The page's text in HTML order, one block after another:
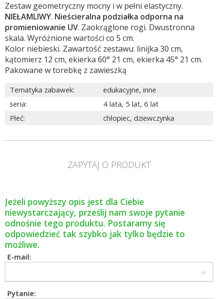
Zestaw geometryczny mocny i w pełni elastyczny.
NIEŁAMLIWY. Nieścieralna podziałka odporna na
promieniowanie UV. Zaokrąglone rogi. Dwustronna
skala. Wyróżnione wartości co 5 cm.
Kolor niebieski. Zawartość zestawu: linijka 30 cm,
kątomierz 12 cm, ekierka 60° 21 cm, ekierka 45° 21 cm.
Pakowane w torebkę z zawieszką
Tematyka zabawek: edukacyjne, inne
seria: 4 lata, 5 lat, 6 lat
Płeć: chłopiec, dziewczynka
ZAPYTAJ O PRODUKT
Jeżeli powyższy opis jest dla Ciebie
niewystarczający, prześlij nam swoje pytanie
odnośnie tego produktu. Postaramy się
odpowiedzieć tak szybko jak tylko będzie to
możliwe.
E-mail:
Pytanie: